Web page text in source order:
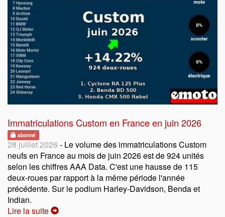
Immatriculations Custom en France en juin 2026
abonné
28 juillet 2026 - Le volume des immatriculations Custom
neufs en France au mois de juin 2026 est de 924 unités
selon les chiffres AAA Data. C'est une hausse de 115
deux-roues par rapport à la même période l'année
précédente. Sur le podium Harley-Davidson, Benda et
Indian.
Lire la suite